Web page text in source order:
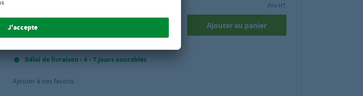
Puissance gaz : 7,0 kW
Délai de livraison : 4 - 7 jours ouvrables
Ajouter à vos favoris
Prix HT,
Ajouter au panier